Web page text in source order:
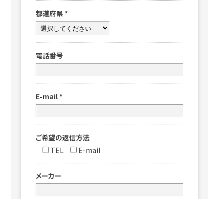
都道府県 *
電話番号
E-mail *
ご希望の返信方法
TEL
E-mail
メーカー